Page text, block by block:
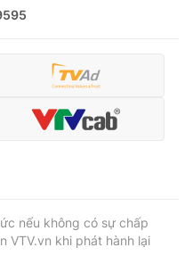
nếu không có sự chấp
VTV.vn khi phát hành lại